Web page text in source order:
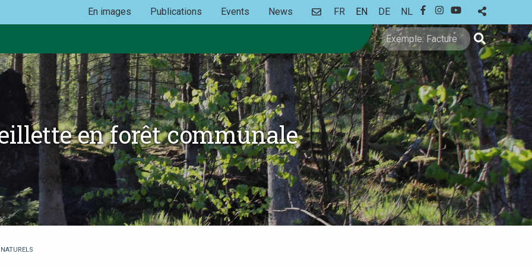
Search
En images Publications Events News CONTACT
FR EN DE NL
FACEBOOK
INSTAGRAM
YOUTUBE
en forêt communale